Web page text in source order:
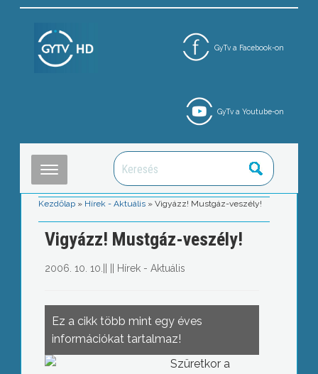
GyTv a Facebook-on
GyTv a Youtube-on
Kezdőlap » Hírek - Aktuális »Vigyázz! Mustgáz-veszély!
Vigyázz! Mustgáz-veszély!
2006. 10. 10. Hírek - Aktuális
Ez a cikk több mint egy éves
információkat tartalmaz!
Szüretkor a